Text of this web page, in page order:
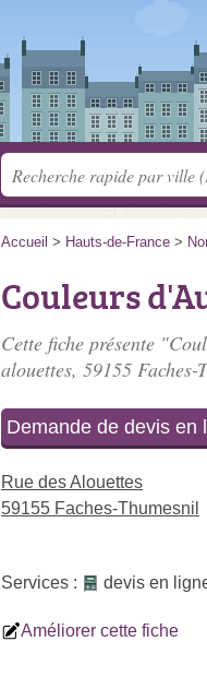
Accueil > Hauts-de-France >
Couleurs
Cette fiche présente
alouettes, 59155 Faches-
Demande de devis en
Rue des Alouettes
59155 Faches-Thumesnil
Services : devis en
Améliorer cette fiche